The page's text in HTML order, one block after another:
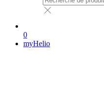
0
myHelio